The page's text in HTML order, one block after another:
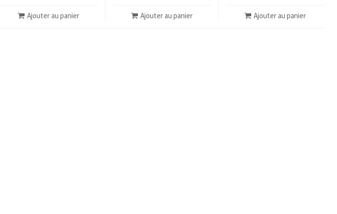
Ajouter au panier Ajouter au panier Ajouter au panier